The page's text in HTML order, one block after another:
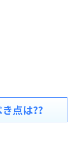
点は??